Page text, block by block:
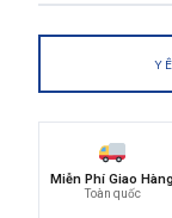
Miễn Phí Giao
Toàn quốc